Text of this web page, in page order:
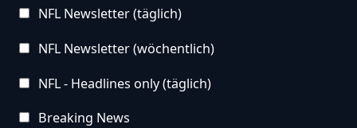
NFL Newsletter (täglich)
NFL Newsletter (wöchentlich)
NFL - Headlines only (täglich)
Breaking News